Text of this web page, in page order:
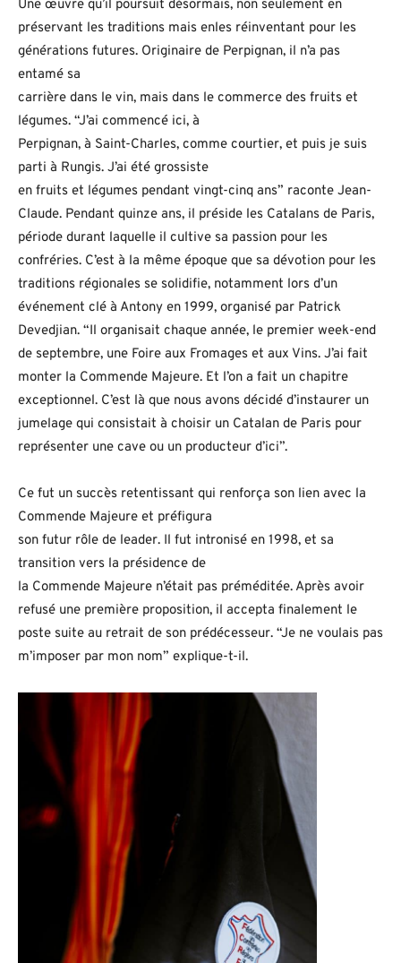
Une œuvre qu’il poursuit désormais, non seulement en
préservant les traditions mais enles réinventant pour les
générations futures. Originaire de Perpignan, il n’a pas
entamé sa
carrière dans le vin, mais dans le commerce des fruits et
légumes. “J’ai commencé ici, à
Perpignan, à Saint-Charles, comme courtier, et puis je suis
parti à Rungis. J’ai été grossiste
en fruits et légumes pendant vingt-cinq ans” raconte Jean-
Claude. Pendant quinze ans, il préside les Catalans de Paris,
période durant laquelle il cultive sa passion pour les
confréries. C’est à la même époque que sa dévotion pour les
traditions régionales se solidifie, notamment lors d’un
événement clé à Antony en 1999, organisé par Patrick
Devedjian. “Il organisait chaque année, le premier week-end
de septembre, une Foire aux Fromages et aux Vins. J’ai fait
monter la Commende Majeure. Et l’on a fait un chapitre
exceptionnel. C’est là que nous avons décidé d’instaurer un
jumelage qui consistait à choisir un Catalan de Paris pour
représenter une cave ou un producteur d’ici”.
Ce fut un succès retentissant qui renforça son lien avec la
Commende Majeure et préfigura
son futur rôle de leader. Il fut intronisé en 1998, et sa
transition vers la présidence de
la Commende Majeure n’était pas préméditée. Après avoir
refusé une première proposition, il accepta finalement le
poste suite au retrait de son prédécesseur. “Je ne voulais pas
m’imposer par mon nom” explique-t-il.